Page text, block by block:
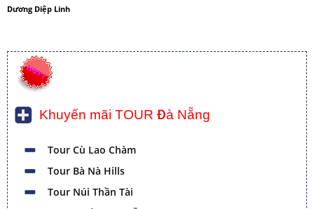
Dương Diệp Linh
Khuyến mãi TOUR Đà Nẵng
Tour Cù Lao Chàm
Tour Bà Nà Hills
Tour Núi Thần Tài